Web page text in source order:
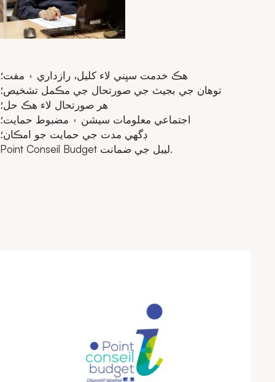
هڪ خدمت سڀني لاء کليل، رازداري ۽ مفت؛
توهان جي بجيٽ جي صورتحال جي مڪمل تشخيص؛
هر صورتحال لاء هڪ حل؛
اجتماعي معلومات سيشن ۽ مضبوط حمايت؛
ڊگهي مدت جي حمايت جو امڪان؛
Point Conseil Budget ليبل جي ضمانت.